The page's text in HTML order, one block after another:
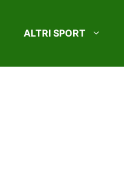
ALTRI SPORT